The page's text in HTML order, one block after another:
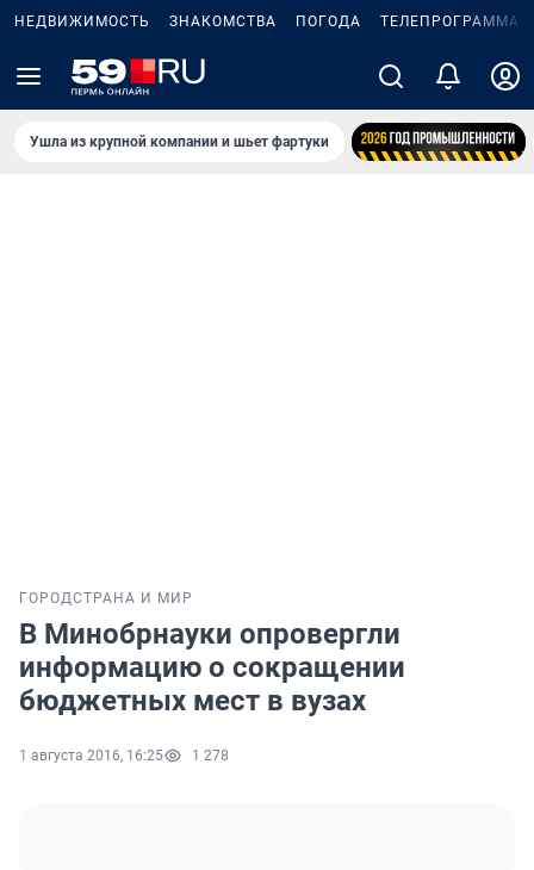
НЕДВИЖИМОСТЬ ЗНАКОМСТВА ПОГОДА ТЕЛЕПРОГРАММА
Ушла из крупной компании и шьет фартуки
ГОРОДСТРАНА И МИР
В Минобрнауки опровергли
информацию о сокращении
бюджетных мест в вузах
1 августа 2016, 16:25 1 278